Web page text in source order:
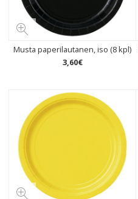
Musta paperilautanen, iso (8 kpl)
3,60€